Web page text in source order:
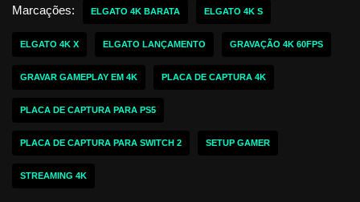
Marcações: ELGATO 4K BARATA ELGATO 4K S
ELGATO 4K X ELGATO LANÇAMENTO GRAVAÇÃO 4K 60FPS
GRAVAR GAMEPLAY EM 4K PLACA DE CAPTURA 4K
PLACA DE CAPTURA PARA PS5
PLACA DE CAPTURA PARA SWITCH 2 SETUP GAMER
STREAMING 4K